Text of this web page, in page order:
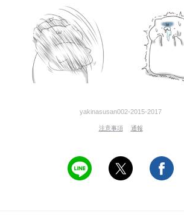
yakinasusan002-2015-2017
注意事項 通報